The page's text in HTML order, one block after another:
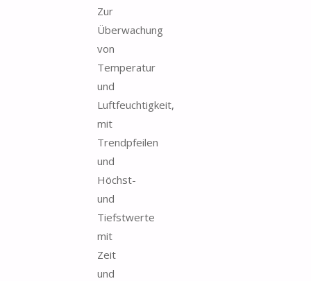
Zur
Überwachung
von
Temperatur
und
Luftfeuchtigkeit,
mit
Trendpfeilen
und
Höchst-
und
Tiefstwerte
mit
Zeit
und